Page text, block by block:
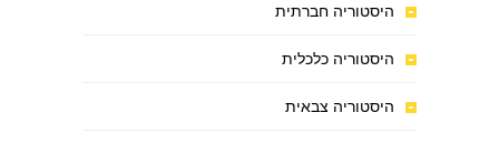
היסטוריה חברתית
היסטוריה כלכלית
היסטוריה צבאית